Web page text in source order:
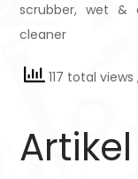
scrubber, wet &
cleaner
117 total views